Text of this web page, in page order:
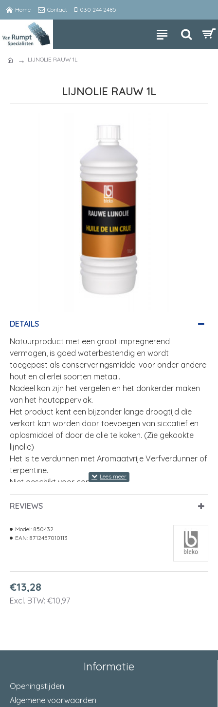
Home Contact 030 244 2485
LIJNOLIE RAUW 1L
LIJNOLIE RAUW 1L
DETAILS
Natuurproduct met een groot impregnerend
vermogen, is goed waterbestendig en wordt
toegepast als conserveringsmiddel voor onder andere
hout en allerlei soorten metaal.
Nadeel kan zijn het vergelen en het donkerder maken
van het houtoppervlak.
Het product kent een bijzonder lange droogtijd die
verkort kan worden door toevoegen van siccatief en
oplosmiddel of door de olie te koken. (Zie gekookte
lijnolie)
Het is te verdunnen met Aromaatvrije Verfverdunner of
terpentine.
Niet geschikt voor consumptie.
REVIEWS
€13,28
Excl. BTW: €10,97
Model: 850432
EAN: 8712457010113
Informatie
Openingstijden
Algemene voorwaarden